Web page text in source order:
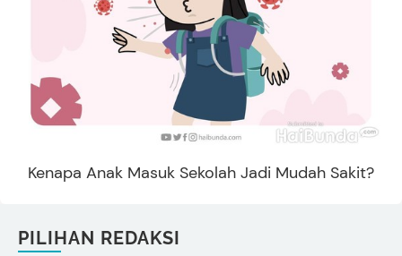
Kenapa Anak Masuk Sekolah Jadi Mudah Sakit?
PILIHAN REDAKSI